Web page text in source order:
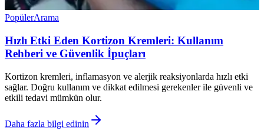
PopülerArama
Hızlı Etki Eden Kortizon Kremleri: Kullanım
Rehberi ve Güvenlik İpuçları
Kortizon kremleri, inflamasyon ve alerjik reaksiyonlarda hızlı etki
sağlar. Doğru kullanım ve dikkat edilmesi gerekenler ile güvenli ve
etkili tedavi mümkün olur.
Daha fazla bilgi edinin